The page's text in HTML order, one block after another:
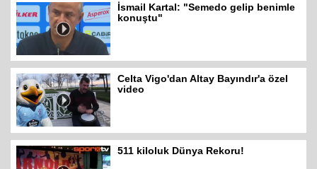
İsmail Kartal: "Semedo gelip benimle
konuştu"
Celta Vigo'dan Altay Bayındır'a özel
video
511 kiloluk Dünya Rekoru!